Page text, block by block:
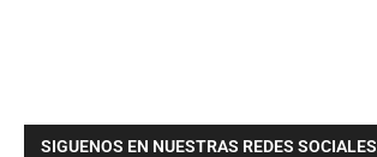
SIGUENOS EN NUESTRAS REDES SOCIALES